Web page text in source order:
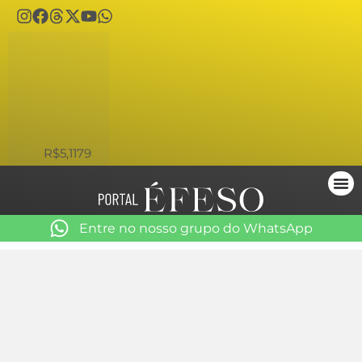
R$5,1179
Entre no nosso grupo do WhatsApp